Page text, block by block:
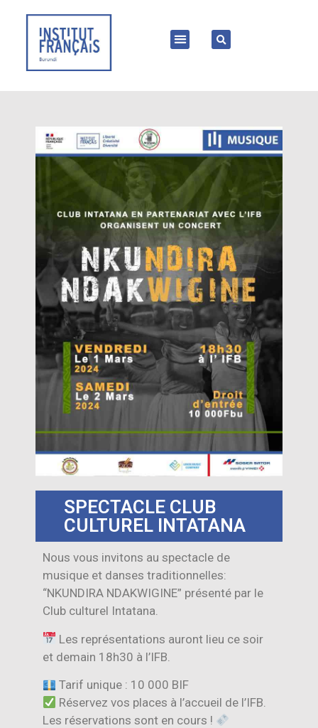
SPECTACLE CLUB
CULTUREL INTATANA
Nous vous invitons au spectacle de
musique et danses traditionnelles:
“NKUNDIRA NDAKWIGINE” présenté par le
Club culturel Intatana.
Les représentations auront lieu ce soir
et demain 18h30 à l’IFB.
Tarif unique : 10 000 BIF
Réservez vos places à l’accueil de l’IFB.
Les réservations sont en cours !